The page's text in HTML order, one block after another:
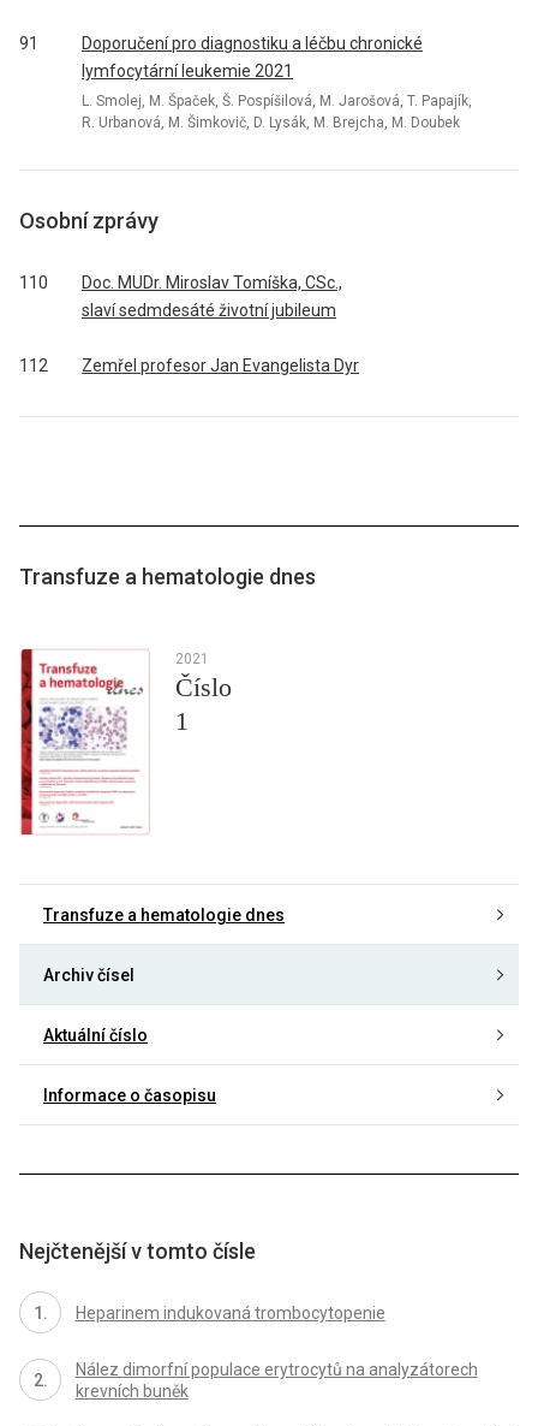
91
Doporučení pro diagnostiku a léčbu chronické
lymfocytární leukemie 2021
L. Smolej, M. Špaček, Š. Pospíšilová, M. Jarošová, T. Papajík,
R. Urbanová, M. Šimkovič, D. Lysák, M. Brejcha, M. Doubek
Osobní zprávy
110
Doc. MUDr. Miroslav Tomíška, CSc.,
slaví sedmdesáté životní jubileum
112 Zemřel profesor Jan Evangelista Dyr
Transfuze a hematologie dnes
2021
Číslo
1
Transfuze a hematologie dnes
Archiv čísel
Aktuální číslo
Informace o časopisu
Nejčtenější v tomto čísle
Heparinem indukovaná trombocytopenie
Nález dimorfní populace erytrocytů na analyzátorech
krevních buněk